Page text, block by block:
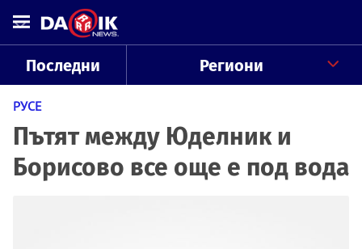
Последни Региони
РУСЕ
Пътят между Юделник и
Борисово все още е под вода